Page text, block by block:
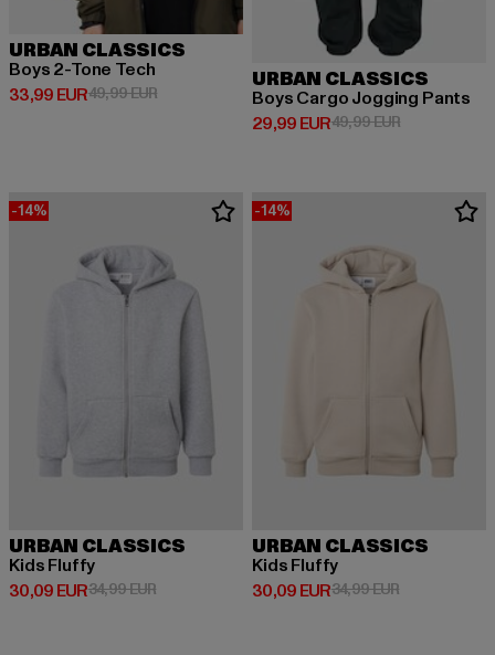
URBAN CLASSICS
Boys 2-Tone Tech
33,99 EUR
Derzeitiger Preis: 33,99 EUR
49,99 EURAktionspreis: 49,99 EUR
URBAN CLASSICS
Boys Cargo Jogging Pants
29,99 EUR
Derzeitiger Preis: 29,99 EUR
49,99 EURAktionspreis:
-14%
URBAN CLASSICS
Kids Fluffy
30,09 EUR
Derzeitiger Preis: 30,09 EUR
34,99 EURAktionspreis: 34,99 EUR
-14%
URBAN CLASSICS
Kids Fluffy
30,09 EUR
Derzeitiger Preis: 30,09 EUR
34,99 EURAktionspreis: